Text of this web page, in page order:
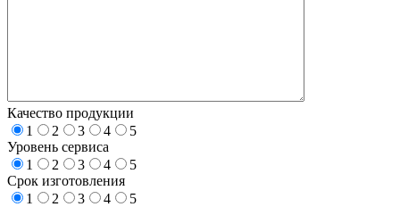
Качество продукции
1
2 3 4
5
Уровень сервиса
1
2 3 4
5
Срок изготовления
1
2 3 4
5